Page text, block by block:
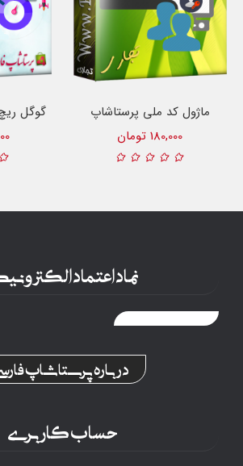
گوگل
ماژول کد ملی پرستاشاپ
180,000 تومان
نماد اعتماد
درباره پرستاشاپ
حساب کاربری